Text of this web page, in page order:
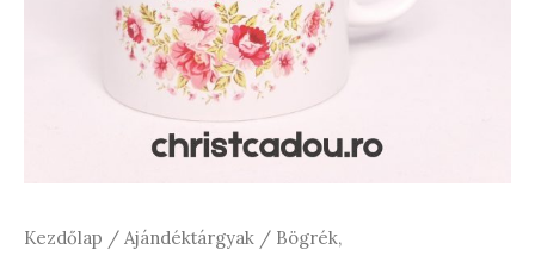
Kezdőlap / Ajándéktárgyak / Bögrék,